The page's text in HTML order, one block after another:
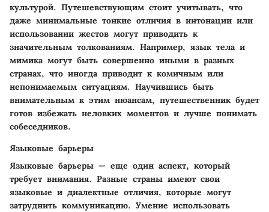
культурой. Путешевствующим стоит учитывать, что
даже минимальные тонкие отличия в интонации или
использовании жестов могут приводить к
значительным толкованиям. Например, язык тела и
мимика могут быть совершенно иными в разных
странах, что иногда приводит к комичным или
непонимаемым ситуациям. Научившись быть
внимательным к этим нюансам, путешественник будет
готов избежать неловких моментов и лучше понимать
собеседников.
Языковые барьеры
Языковые барьеры — еще один аспект, который
требует внимания. Разные страны имеют свои
языковые и диалектные отличия, которые могут
затруднить коммуникацию. Умение использовать